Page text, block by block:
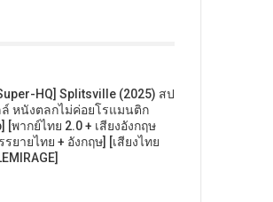
HQ] Splitsville (2025) สป
หนังตลกไม่ค่อยโรแมนติก
[พากย์ไทย 2.0 + เสียงอังกฤษ
รยายไทย + อังกฤษ] [เสียงไทย